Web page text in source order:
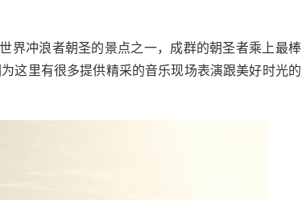
界冲浪者朝圣的景点之一，成群的朝圣者乘上最棒
这里有很多提供精采的音乐现场表演跟美好时光的